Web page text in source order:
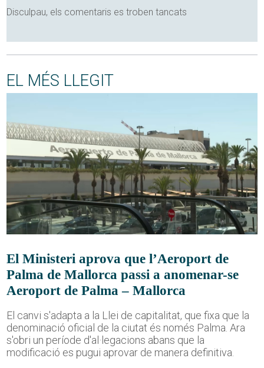
Disculpau, els comentaris es troben tancats
EL MÉS LLEGIT
El Ministeri aprova que l’Aeroport de
Palma de Mallorca passi a anomenar-se
Aeroport de Palma – Mallorca
El canvi s'adapta a la Llei de capitalitat, que fixa que la
denominació oficial de la ciutat és només Palma. Ara
s'obri un període d'al·legacions abans que la
modificació es pugui aprovar de manera definitiva.